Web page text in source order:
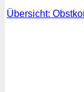
Übersicht: